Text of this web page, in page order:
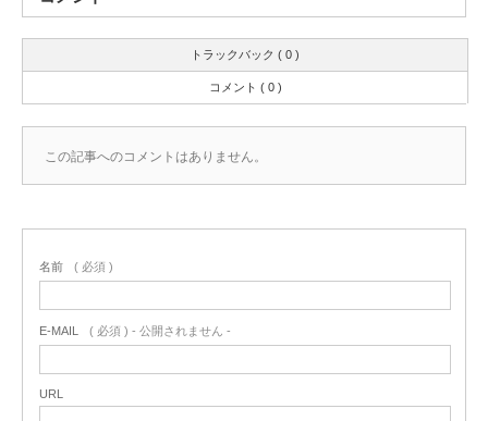
トラックバック ( 0 )
コメント ( 0 )
この記事へのコメントはありません。
名前 ( 必須 )
E-MAIL ( 必須 ) - 公開されません -
URL